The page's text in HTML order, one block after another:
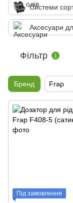
Системи
Аксесуари
Фільтр 1
Бренд Frap
Під замовлення